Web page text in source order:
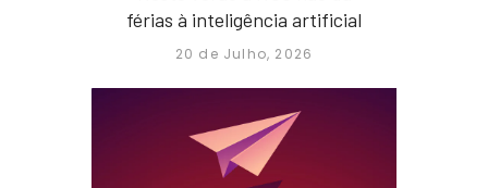
férias à inteligência artificial
20 de Julho, 2026